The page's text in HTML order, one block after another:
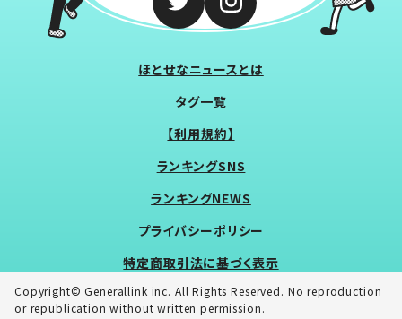
ほとせなニュースとは
タグ一覧
【利用規約】
ランキングSNS
ランキングNEWS
プライバシーポリシー
特定商取引法に基づく表示
Copyright© Generallink inc. All Rights Reserved. No reproduction
or republication without written permission.